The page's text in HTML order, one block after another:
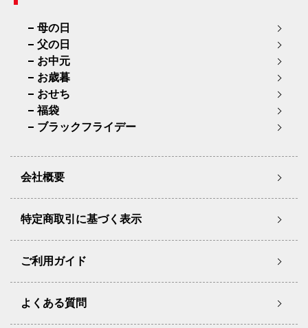
母の日
父の日
お中元
お歳暮
おせち
福袋
ブラックフライデー
会社概要
特定商取引に基づく表示
ご利用ガイド
よくある質問